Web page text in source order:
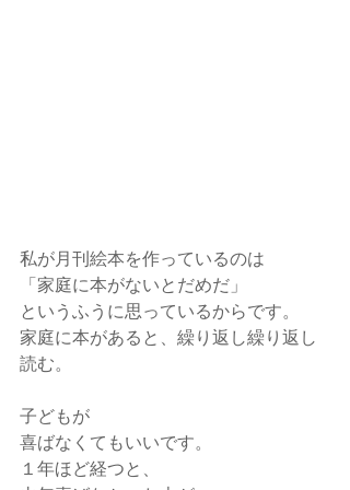
私が月刊絵本を作っているのは
「家庭に本がないとだめだ」
というふうに思っているからです。
家庭に本があると、繰り返し繰り返し
読む。
子どもが
喜ばなくてもいいです。
１年ほど経つと、